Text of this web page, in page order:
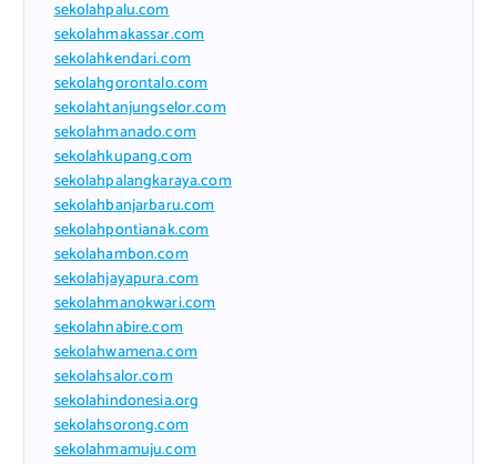
sekolahpalu.com
sekolahmakassar.com
sekolahkendari.com
sekolahgorontalo.com
sekolahtanjungselor.com
sekolahmanado.com
sekolahkupang.com
sekolahpalangkaraya.com
sekolahbanjarbaru.com
sekolahpontianak.com
sekolahambon.com
sekolahjayapura.com
sekolahmanokwari.com
sekolahnabire.com
sekolahwamena.com
sekolahsalor.com
sekolahindonesia.org
sekolahsorong.com
sekolahmamuju.com